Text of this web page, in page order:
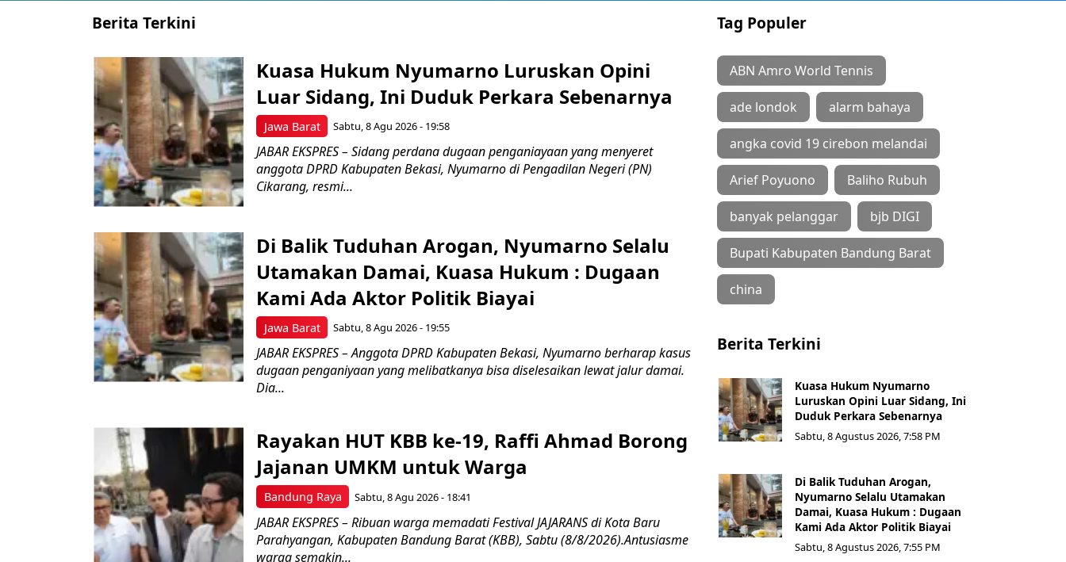
Berita Terkini
Jawa Barat
Kuasa Hukum Nyumarno Luruskan Opini
Luar Sidang, Ini Duduk Perkara Sebenarnya ​
Sabtu, 8 Agu 2026 - 19:58
JABAR EKSPRES – Sidang perdana dugaan penganiayaan yang menyeret
anggota DPRD Kabupaten Bekasi, Nyumarno di Pengadilan Negeri (PN)
Cikarang, resmi...
Jawa Barat
Di Balik Tuduhan Arogan, Nyumarno Selalu
Utamakan Damai, Kuasa Hukum : Dugaan
Kami Ada Aktor Politik Biayai
Sabtu, 8 Agu 2026 - 19:55
JABAR EKSPRES – Anggota DPRD Kabupaten Bekasi, Nyumarno berharap kasus
dugaan penganiyaan yang melibatkanya bisa diselesaikan lewat jalur damai.
Dia...
Bandung Raya
Rayakan HUT KBB ke-19, Raffi Ahmad Borong
Jajanan UMKM untuk Warga
Sabtu, 8 Agu 2026 - 18:41
JABAR EKSPRES – Ribuan warga memadati Festival JAJARANS di Kota Baru
Parahyangan, Kabupaten Bandung Barat (KBB), Sabtu (8/8/2026).Antusiasme
warga semakin...
Tag Populer
ABN Amro World Tennis
ade londok alarm bahaya
angka covid 19 cirebon melandai
Arief Poyuono Baliho Rubuh
banyak pelanggar bjb DIGI
Bupati Kabupaten Bandung Barat
china
Berita Terkini
Kuasa Hukum Nyumarno
Luruskan Opini Luar Sidang, Ini
Duduk Perkara Sebenarnya ​
Sabtu, 8 Agustus 2026, 7:58 PM
Di Balik Tuduhan Arogan,
Nyumarno Selalu Utamakan
Damai, Kuasa Hukum : Dugaan
Kami Ada Aktor Politik Biayai
Sabtu, 8 Agustus 2026, 7:55 PM